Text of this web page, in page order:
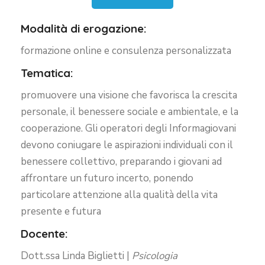
Modalità di erogazione:
formazione online e consulenza personalizzata
Tematica:
promuovere una visione che favorisca la crescita
personale, il benessere sociale e ambientale, e la
cooperazione. Gli operatori degli Informagiovani
devono coniugare le aspirazioni individuali con il
benessere collettivo, preparando i giovani ad
affrontare un futuro incerto, ponendo
particolare attenzione alla qualità della vita
presente e futura
Docente:
Dott.ssa Linda Biglietti | Psicologia